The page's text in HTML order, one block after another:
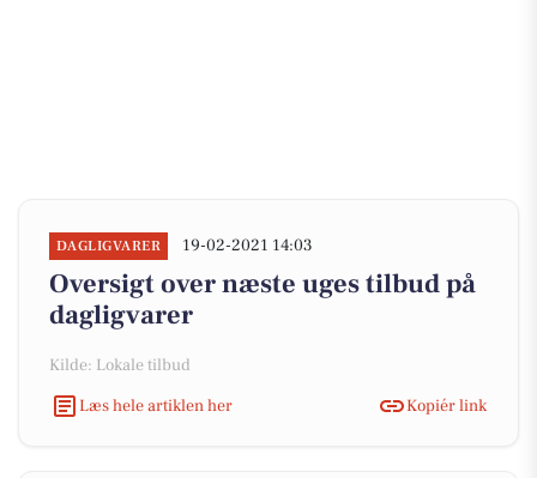
DAGLIGVARER 19-02-2021 14:03
Oversigt over næste uges tilbud på
dagligvarer
Kilde: Lokale tilbud
Læs hele artiklen her
Kopiér link